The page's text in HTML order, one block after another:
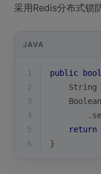
采用Redis分布式锁
JAVA
1 public
2
String
3
4
5
return
6
}